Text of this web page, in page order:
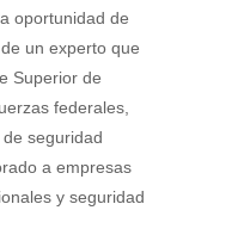
oportunidad de
un experto que
Superior de
federales,
seguridad
a empresas
y seguridad